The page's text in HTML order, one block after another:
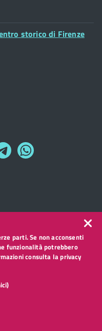
storico di Firenze
Collegamento
a
Collegamento
a
parti. Se non acconsenti
funzionalità potrebbero
consulta la privacy